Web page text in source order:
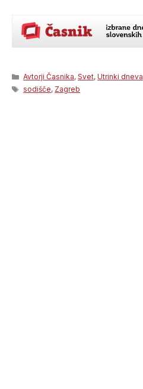
Categories
Avtorji Časnika,Svet,Utrinki dneva
Tags
sodišče, Zagreb